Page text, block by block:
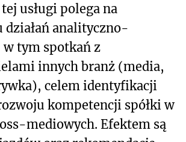
usługi polega na
działań analityczno-
w tym spotkań z
innych branż (media,
celem identyfikacji
kompetencji spółki w
mediowych. Efektem są